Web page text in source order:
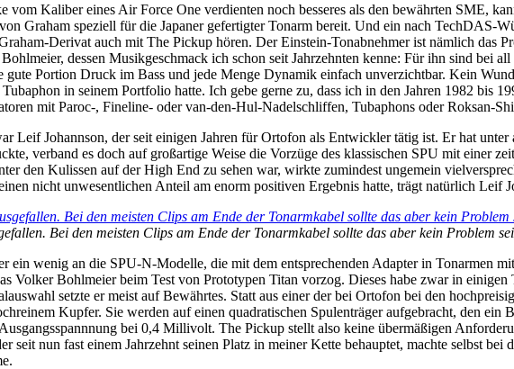
Kaliber eines Air Force One verdienten noch besseres als den bewährten SME,
Graham speziell für die Japaner gefertigter Tonarm bereit. Und ein nach TechDAS-
Derivat auch mit The Pickup hören. Der Einstein-Tonabnehmer ist nämlich das
dessen Musikgeschmack ich schon seit Jahrzehnten kenne: Für ihn sind bei
Portion Druck im Bass und jede Menge Dynamik einfach unverzichtbar. Kein
in seinem Portfolio hatte. Ich gebe gerne zu, dass ich in den Jahren 1982 bis
mit Paroc-, Fineline- oder van-den-Hul-Nadelschliffen, Tubaphons oder Roksan-
Leif Johannson, der seit einigen Jahren für Ortofon als Entwickler tätig ist. Er hat
verband es doch auf großartige Weise die Vorzüge des klassischen SPU mit einer
den Kulissen auf der High End zu sehen war, wirkte zumindest ungemein
nicht unwesentlichen Anteil am enorm positiven Ergebnis hatte, trägt natürlich Leif
Bei den meisten Clips am Ende der Tonarmkabel sollte das aber kein Problem
ein wenig an die SPU-N-Modelle, die mit dem entsprechenden Adapter in Tonarmen
Volker Bohlmeier beim Test von Prototypen Titan vorzog. Dieses habe zwar in
setzte er meist auf Bewährtes. Statt aus einer der bei Ortofon bei den
Kupfer. Sie werden auf einen quadratischen Spulenträger aufgebracht, den
bei 0,4 Millivolt. The Pickup stellt also keine übermäßigen
seit nun fast einem Jahrzehnt seinen Platz in meiner Kette behauptet, machte selbst bei